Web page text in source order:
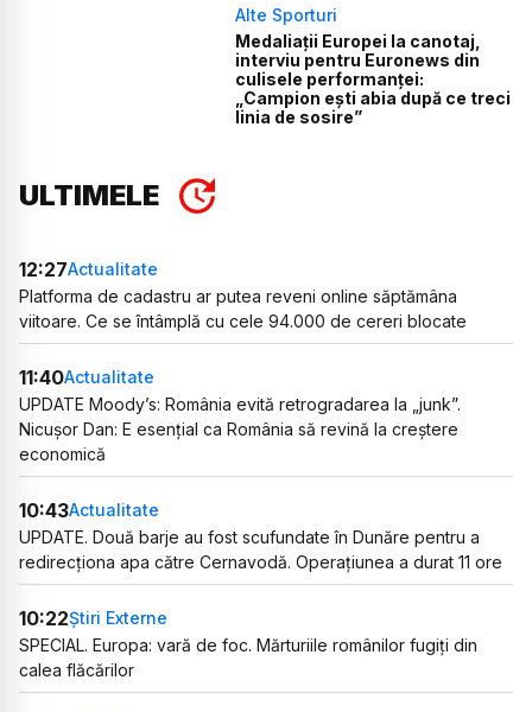
Alte Sporturi
Medaliații Europei la canotaj,
interviu pentru Euronews din
culisele performanței:
„Campion ești abia după ce treci
linia de sosire”
ULTIMELE
12:27Actualitate
Platforma de cadastru ar putea reveni online săptămâna
viitoare. Ce se întâmplă cu cele 94.000 de cereri blocate
11:40Actualitate
UPDATE Moody’s: România evită retrogradarea la „junk”.
Nicușor Dan: E esențial ca România să revină la creștere
economică
10:43Actualitate
UPDATE. Două barje au fost scufundate în Dunăre pentru a
redirecționa apa către Cernavodă. Operațiunea a durat 11 ore
10:22Știri Externe
SPECIAL. Europa: vară de foc. Mărturiile românilor fugiți din
calea flăcărilor